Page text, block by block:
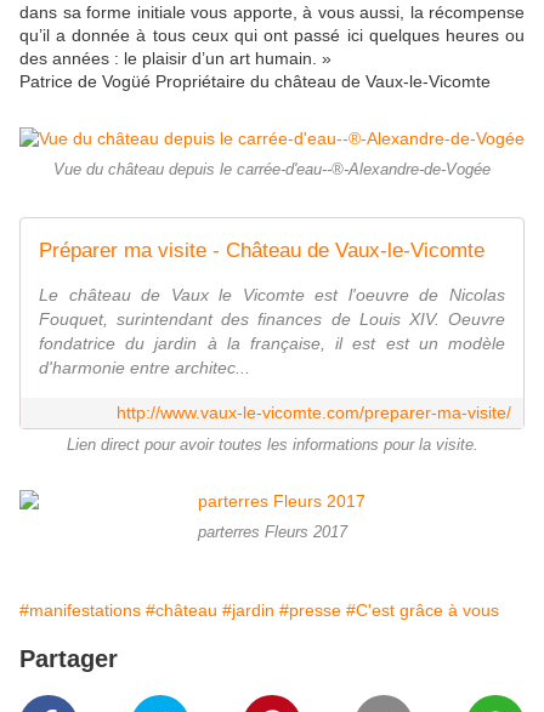
dans sa forme initiale vous apporte, à vous aussi, la récompense
qu’il a donnée à tous ceux qui ont passé ici quelques heures ou
des années : le plaisir d’un art humain. »
Patrice de Vogüé Propriétaire du château de Vaux-le-Vicomte
Vue du château depuis le carrée-d'eau--®-Alexandre-de-Vogée
Préparer ma visite - Château de Vaux-le-Vicomte
Le château de Vaux le Vicomte est l'oeuvre de Nicolas
Fouquet, surintendant des finances de Louis XIV. Oeuvre
fondatrice du jardin à la française, il est est un modèle
d'harmonie entre architec...
http://www.vaux-le-vicomte.com/preparer-ma-visite/
Lien direct pour avoir toutes les informations pour la visite.
parterres Fleurs 2017
#manifestations #château #jardin #presse #C'est grâce à vous
Partager